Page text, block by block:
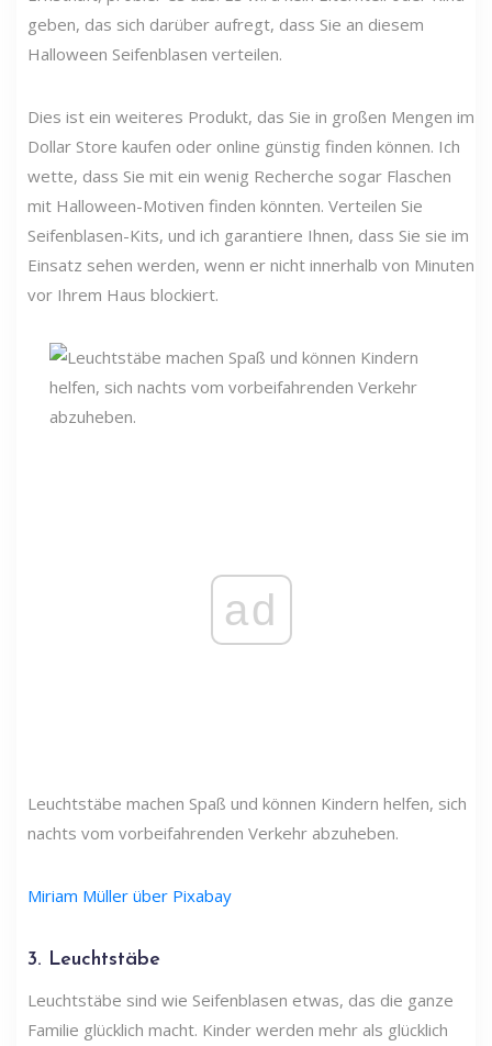
geben, das sich darüber aufregt, dass Sie an diesem
Halloween Seifenblasen verteilen.
Dies ist ein weiteres Produkt, das Sie in großen Mengen im
Dollar Store kaufen oder online günstig finden können. Ich
wette, dass Sie mit ein wenig Recherche sogar Flaschen
mit Halloween-Motiven finden könnten. Verteilen Sie
Seifenblasen-Kits, und ich garantiere Ihnen, dass Sie sie im
Einsatz sehen werden, wenn er nicht innerhalb von Minuten
vor Ihrem Haus blockiert.
ad
Leuchtstäbe machen Spaß und können Kindern helfen, sich
nachts vom vorbeifahrenden Verkehr abzuheben.
Miriam Müller über Pixabay
3. Leuchtstäbe
Leuchtstäbe sind wie Seifenblasen etwas, das die ganze
Familie glücklich macht. Kinder werden mehr als glücklich